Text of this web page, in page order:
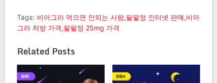
Tags: 비아그라 먹으면 안되는 사람,팔팔정 인터넷 판매,비아
그라 처방 가격,팔팔정 25mg 가격
Related Posts